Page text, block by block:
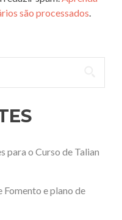
são processados.
para o Curso de Talian
e plano de